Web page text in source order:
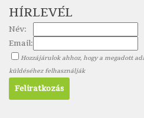
Szélkiáltó
Nagy Bandó András:
Szélkiáltó
Nagy Bandó András:
Szélkiáltó
Nagy Bandó András: Ülj
HÍRLEVÉL
Név:
Email:
Hozzájárulok ahhoz, hogy a megadott
küldéséhez felhasználják